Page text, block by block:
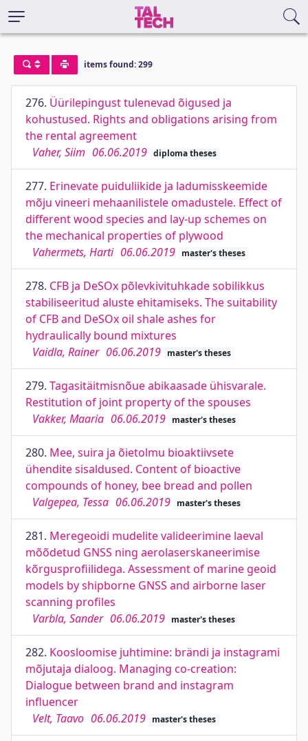
items found: 299
276. Üürilepingust tulenevad õigused ja
kohustused. Rights and obligations arising from
the rental agreement
Vaher, Siim 06.06.2019 diploma theses
277. Erinevate puiduliikide ja ladumisskeemide
mõju vineeri mehaanilistele omadustele. Effect of
different wood species and lay-up schemes on
the mechanical properties of plywood
Vahermets, Harti 06.06.2019 master's theses
278. CFB ja DeSOx põlevkivituhkade sobilikkus
stabiliseeritud aluste ehitamiseks. The suitability
of CFB and DeSOx oil shale ashes for
hydraulically bound mixtures
Vaidla, Rainer 06.06.2019 master's theses
279. Tagasitäitmisnõue abikaasade ühisvarale.
Restitution of joint property of the spouses
Vakker, Maaria 06.06.2019 master's theses
280. Mee, suira ja õietolmu bioaktiivsete
ühendite sisaldused. Content of bioactive
compounds of honey, bee bread and pollen
Valgepea, Tessa 06.06.2019 master's theses
281. Meregeoidi mudelite valideerimine laeval
mõõdetud GNSS ning aerolaserskaneerimise
kõrgusprofiilidega. Assessment of marine geoid
models by shipborne GNSS and airborne laser
scanning profiles
Varbla, Sander 06.06.2019 master's theses
282. Koosloomise juhtimine: brändi ja instagrami
mõjutaja dialoog. Managing co-creation:
Dialogue between brand and instagram
influencer
Velt, Taavo 06.06.2019 master's theses